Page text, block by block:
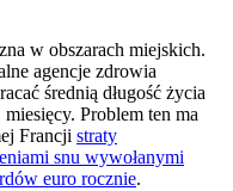
w obszarach miejskich.
agencje zdrowia
średnią długość życia
Problem ten ma
Francji straty
snu wywołanymi
euro rocznie.